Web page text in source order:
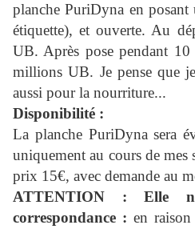
planche PuriDyna en posant
étiquette), et ouverte. Au
UB. Après pose pendant
millions UB. Je pense que
aussi pour la nourriture...
Disponibilité :
La planche PuriDyna sera
uniquement au cours de mes
prix 15€, avec demande au
ATTENTION : Elle
correspondance : en